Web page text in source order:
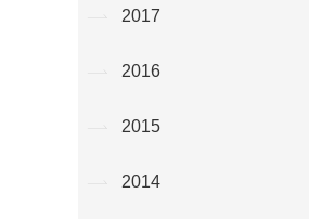
2017
2016
2015
2014